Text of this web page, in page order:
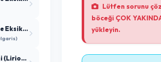
etmek için
Lütfen
böceği